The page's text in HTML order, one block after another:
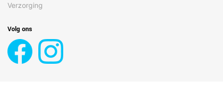
Verzorging
Volg ons